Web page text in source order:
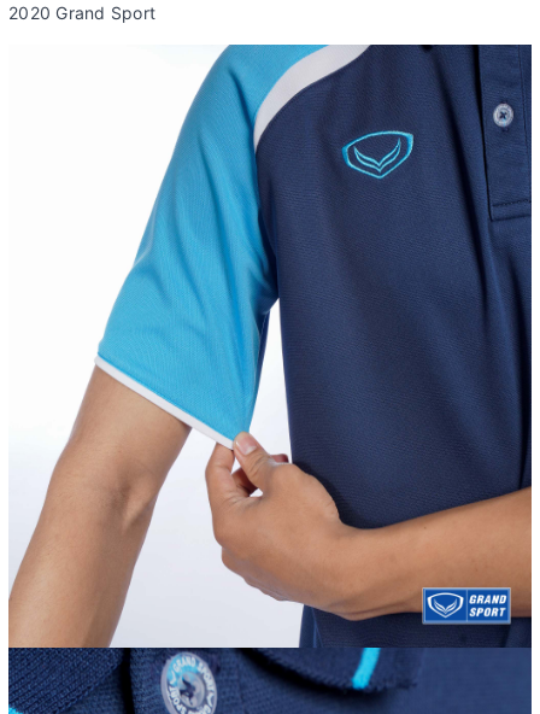
2020 Grand Sport